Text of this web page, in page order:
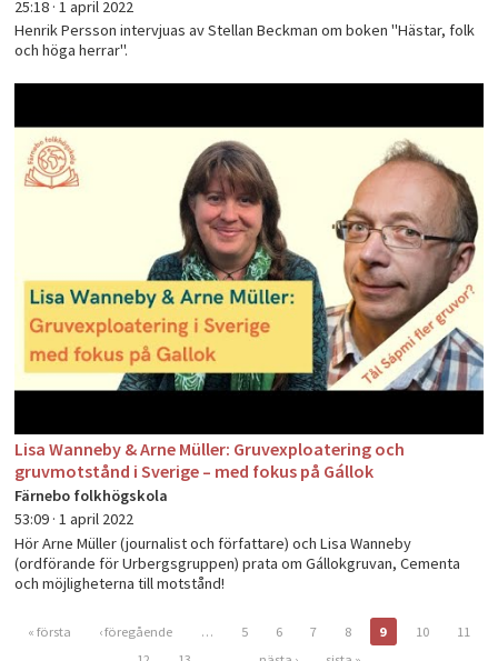
25:18 ·1 april 2022
Henrik Persson intervjuas av Stellan Beckman om boken "Hästar, folk
och höga herrar".
Lisa Wanneby & Arne Müller: Gruvexploatering och
gruvmotstånd i Sverige – med fokus på Gállok
Färnebo folkhögskola
53:09 ·1 april 2022
Hör Arne Müller (journalist och författare) och Lisa Wanneby
(ordförande för Urbergsgruppen) prata om Gállokgruvan, Cementa
och möjligheterna till motstånd!
Sidor
« första ‹ föregående … 5 6 7 8 9 10
11